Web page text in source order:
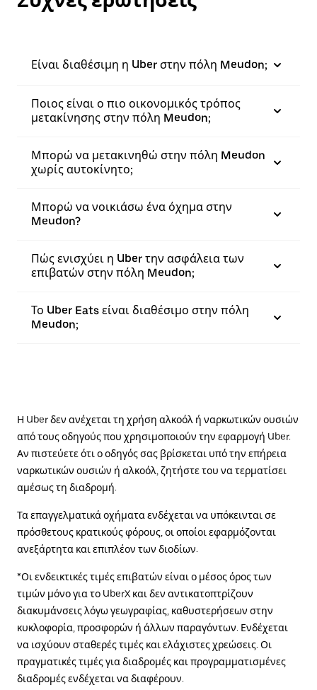
Είναι διαθέσιμη η Uber στην πόλη Meudon;
Ποιος είναι ο πιο οικονομικός τρόπος
μετακίνησης στην πόλη Meudon;
Μπορώ να μετακινηθώ στην πόλη Meudon
χωρίς αυτοκίνητο;
Μπορώ να νοικιάσω ένα όχημα στην
Meudon?
Πώς ενισχύει η Uber την ασφάλεια των
επιβατών στην πόλη Meudon;
Το Uber Eats είναι διαθέσιμο στην πόλη
Meudon;
Η Uber δεν ανέχεται τη χρήση αλκοόλ ή ναρκωτικών ουσιών
από τους οδηγούς που χρησιμοποιούν την εφαρμογή Uber.
Αν πιστεύετε ότι ο οδηγός σας βρίσκεται υπό την επήρεια
ναρκωτικών ουσιών ή αλκοόλ, ζητήστε του να τερματίσει
αμέσως τη διαδρομή.
Τα επαγγελματικά οχήματα ενδέχεται να υπόκεινται σε
πρόσθετους κρατικούς φόρους, οι οποίοι εφαρμόζονται
ανεξάρτητα και επιπλέον των διοδίων.
*Οι ενδεικτικές τιμές επιβατών είναι ο μέσος όρος των
τιμών μόνο για το UberX και δεν αντικατοπτρίζουν
διακυμάνσεις λόγω γεωγραφίας, καθυστερήσεων στην
κυκλοφορία, προσφορών ή άλλων παραγόντων. Ενδέχεται
να ισχύουν σταθερές τιμές και ελάχιστες χρεώσεις. Οι
πραγματικές τιμές για διαδρομές και προγραμματισμένες
διαδρομές ενδέχεται να διαφέρουν.